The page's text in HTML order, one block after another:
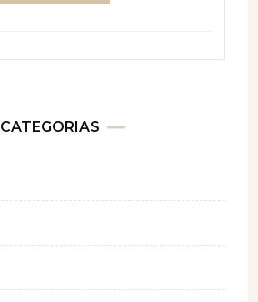
CATEGORIAS